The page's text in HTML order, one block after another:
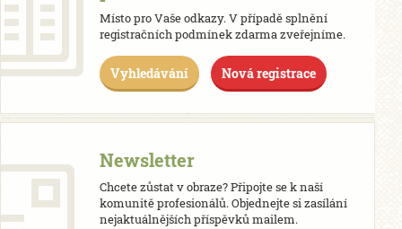
Místo pro Vaše odkazy. V případě splnění
registračních podmínek zdarma zveřejníme.
Vyhledávání Nová registrace
Newsletter
Chcete zůstat v obraze? Připojte se k naší
komunitě profesionálů. Objednejte si zasílání
nejaktuálnějších příspěvků mailem.